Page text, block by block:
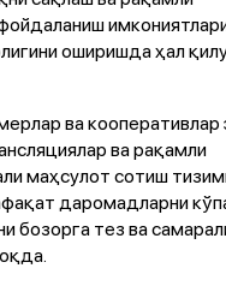
оширишда ҳал
ва кооперативлар
ва рақамли
маҳсулот сотиш
даромадларни
бозорга тез ва